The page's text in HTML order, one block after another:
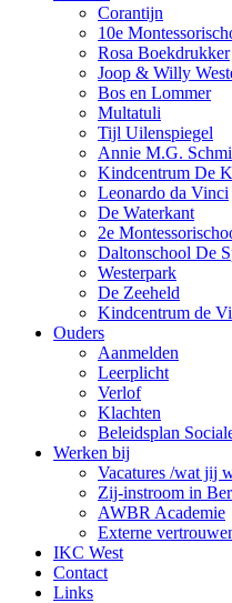
Corantijn
10e
Rosa Boekdrukker
Joop & Willy
Bos en Lommer
Multatuli
Tijl Uilenspiegel
Annie M.G.
Kindcentrum De
Leonardo da Vinci
De Waterkant
2e
Daltonschool De
Westerpark
De Zeeheld
Kindcentrum de
Ouders
Aanmelden
Leerplicht
Verlof
Klachten
Beleidsplan
Werken bij
Vacatures /wat jij
Zij-instroom in
AWBR Academie
Externe
IKC West
Contact
Links